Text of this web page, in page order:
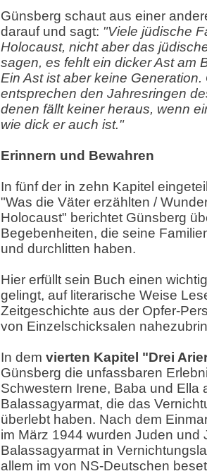
Günsberg schaut aus einer
darauf und sagt: "Viele jüdische
Holocaust, nicht aber das
sagen, es fehlt ein dicker Ast am
Ein Ast ist aber keine
entsprechen den Jahresringen
denen fällt keiner heraus, wenn
wie dick er auch ist."
Erinnern und Bewahren
In fünf der in zehn Kapitel
"Was die Väter erzählten /
Holocaust" berichtet Günsberg
Begebenheiten, die seine
und durchlitten haben.
Hier erfüllt sein Buch einen
gelingt, auf literarische Weise
Zeitgeschichte aus der Opfer-
von Einzelschicksalen
In dem vierten Kapitel "Drei
Günsberg die unfassbaren
Schwestern Irene, Baba und Ella
Balassagyarmat, die das
überlebt haben. Nach dem
im März 1944 wurden Juden und
Balassagyarmat in
allem im von NS-Deutschen